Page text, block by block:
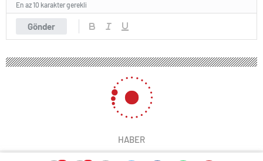
Gönder
En az 10 karakter gerekli
HABER